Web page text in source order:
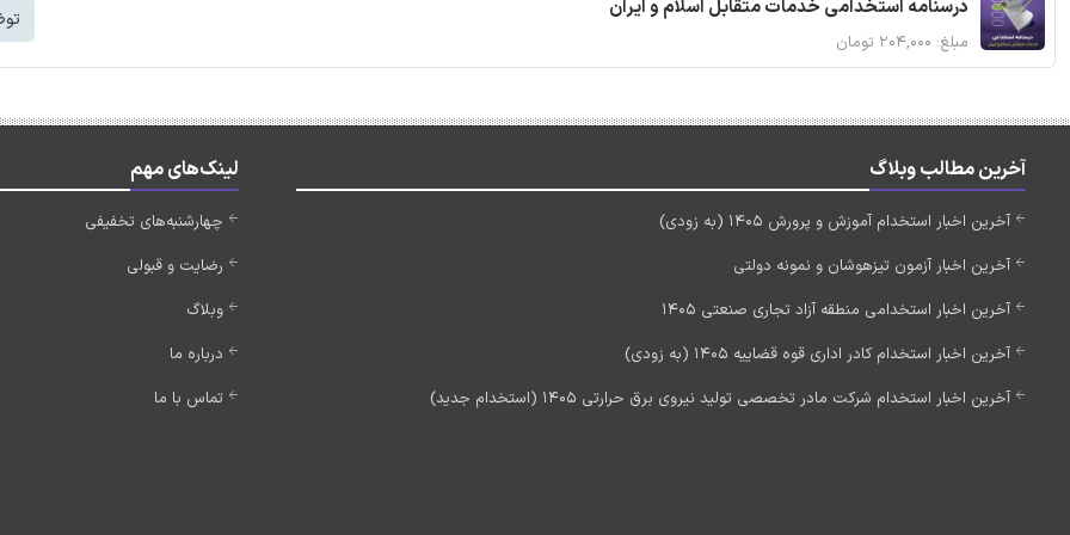
درسنامه استخدامی خدمات متقابل اسلام و ایران
مبلغ: ۲۰۴,۰۰۰ تومان
آخرین مطالب وبلاگ
آخرین اخبار استخدام آموزش و پرورش 1405 (به زودی)
آخرین اخبار آزمون تیزهوشان و نمونه دولتی
آخرین اخبار استخدامی منطقه آزاد تجاری صنعتی 1405
آخرین اخبار استخدام کادر اداری قوه قضاییه 1405 (به زودی)
آخرین اخبار استخدام شرکت مادر تخصصی تولید نیروی برق حرارتی 1405 (استخدام جدید)
لینک‌های مهم
چهارشنبه‌های تخفیفی
رضایت و قبولی
وبلاگ
درباره ما
تماس با ما